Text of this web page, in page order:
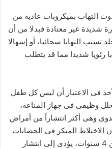
التهاب بميكروبات عادية من
شديدة غير معتادة فبدلا من أن
تسبب التهابا سحائيا، أو إسهالا
رئويا شديدا مما قد يتطلب
فى الاعتبار أن ليس كل طفل
وظيفى فى جهاز المناعة،
وهى أكثر انتشاراً من أمراض
الاختلاط المبكر فى الحضانات
قبل نضوج جهاز المناعة أى قبل سن 4 سنوات، يؤدى إلى انتشار